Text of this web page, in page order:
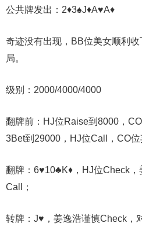
公共牌发出：2♦3♠J♦A♥A♦
奇迹没有出现，BB位美女顺利
局。
级别：2000/4000/4000
翻牌前：HJ位Raise到8000，
3Bet到29000，HJ位Call，CO位
翻牌：6♥10♣K♦，HJ位Check，
Call；
转牌：J♥，姜逸浩谨慎Check，